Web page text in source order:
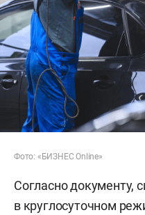
Фото: «БИЗНЕС Online»
Согласно документу,
в круглосуточном